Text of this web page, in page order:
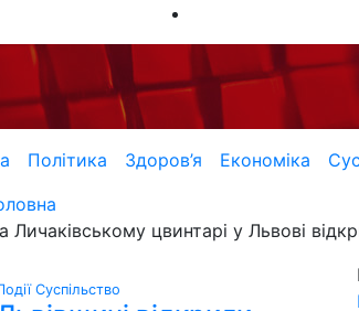
Політика Здоров’я Економіка
Личаківському цвинтарі у Львові
Суспільство